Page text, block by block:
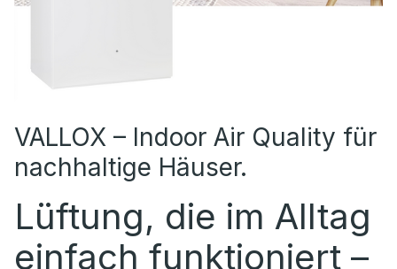
VALLOX – Indoor Air Quality für
nachhaltige Häuser.
Lüftung, die im Alltag
einfach funktioniert –